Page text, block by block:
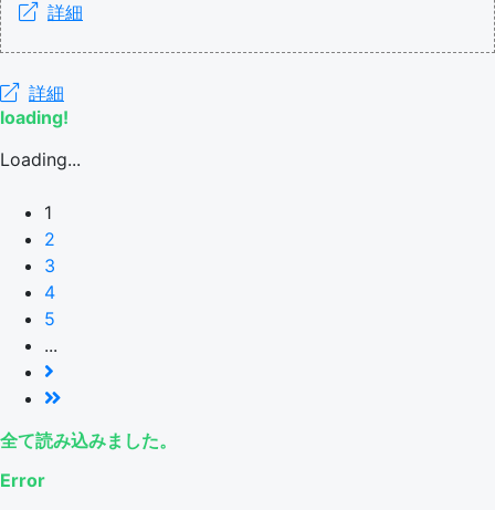
詳細
詳細
loading!
Loading...
1
2
3
4
5
...
全て読み込みました。
Error